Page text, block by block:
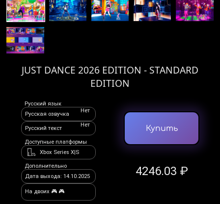
JUST DANCE 2026 EDITION - STANDARD
EDITION
Русский язык
Русская озвучка
Нет
Русский текст
Нет
Доступные платформы
Xbox Series X|S
Дополнительно
Дата выхода: 14.10.2025
На двоих 🎮 🎮
Купить
4246.03 ₽